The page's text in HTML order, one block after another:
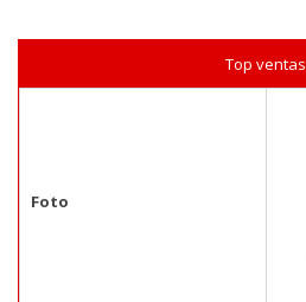
Top ventas
Foto